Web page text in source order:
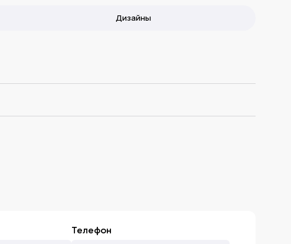
Дизайны
Телефон